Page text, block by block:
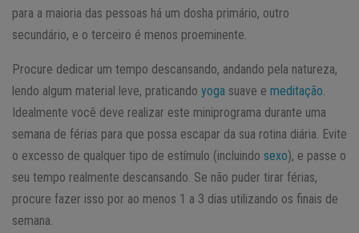
para a maioria das pessoas há um dosha primário, outro
secundário, e o terceiro é menos proeminente.
Procure dedicar um tempo descansando, andando pela natureza,
lendo algum material leve, praticando yoga suave e meditação
Idealmente você deve realizar este miniprograma durante uma
semana de férias para que possa escapar da sua rotina diária. Evite
o excesso de qualquer tipo de estímulo (incluindo sexo), e passe o
seu tempo realmente descansando. Se não puder tirar férias,
procure fazer isso por ao menos 1 a 3 dias utilizando os finais de
semana.